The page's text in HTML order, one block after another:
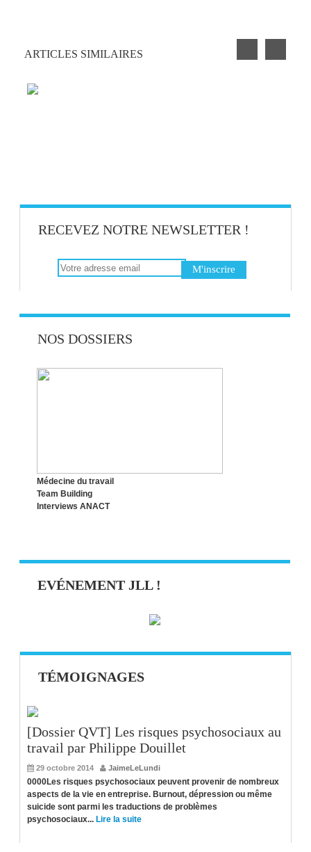
ARTICLES SIMILAIRES
CHOISIR LE BON MOMENT !
RECEVEZ NOTRE NEWSLETTER !
NOS DOSSIERS
Médecine du travail
Team Building
Interviews ANACT
EVÉNEMENT JLL !
TÉMOIGNAGES
[Dossier QVT] Les risques psychosociaux au
travail par Philippe Douillet
29 octobre 2014 JaimeLeLundi
0000Les risques psychosociaux peuvent provenir de nombreux
aspects de la vie en entreprise. Burnout, dépression ou même
suicide sont parmi les traductions de problèmes
psychosociaux... Lire la suite